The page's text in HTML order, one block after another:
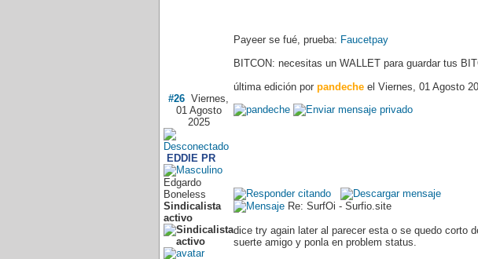
Payeer se fué, prueba: Faucetpay
BITCON: necesitas un WALLET para guardar tus
última edición por pandeche el Viernes, 01 Agosto
#26 Viernes,
01 Agosto
2025
EDDIE PR
Edgardo
Boneless
Sindicalista
activo
Re: SurfOi - Surfio.site
dice try again later al parecer esta o se quedo corto
suerte amigo y ponla en problem status.